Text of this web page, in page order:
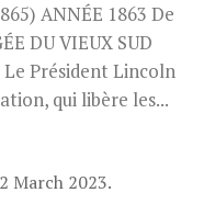
ANNÉE 1863 De
DU VIEUX SUD
Le Président Lincoln
qui libère les...
March 2023.